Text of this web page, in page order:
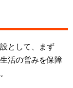
として、まず
活の営みを保障